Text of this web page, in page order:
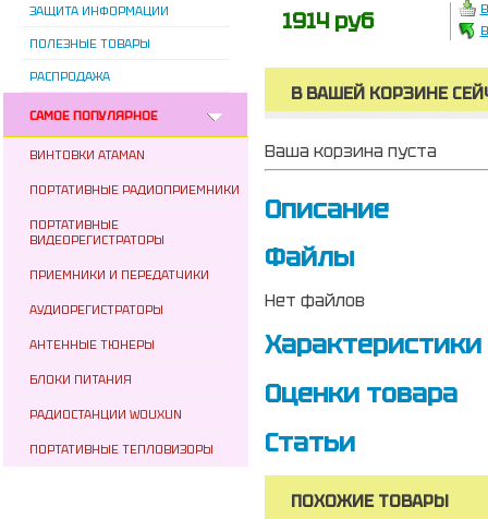
ЗАЩИТА ИНФОРМАЦИИ
ПОЛЕЗНЫЕ ТОВАРЫ
РАСПРОДАЖА
САМОЕ ПОПУЛЯРНОЕ
ВИНТОВКИ ATAMAN
ПОРТАТИВНЫЕ РАДИОПРИЕМНИКИ
ПОРТАТИВНЫЕ
ВИДЕОРЕГИСТРАТОРЫ
ПРИЕМНИКИ И ПЕРЕДАТЧИКИ
АУДИОРЕГИСТРАТОРЫ
АНТЕННЫЕ ТЮНЕРЫ
БЛОКИ ПИТАНИЯ
РАДИОСТАНЦИИ WOUXUN
ПОРТАТИВНЫЕ ТЕПЛОВИЗОРЫ
1914 руб
В ВАШЕЙ КОРЗИНЕ
Ваша корзина пуста
Описание
Файлы
Нет файлов
Характеристики
Оценки товара
Статьи
ПОХОЖИЕ ТОВАРЫ